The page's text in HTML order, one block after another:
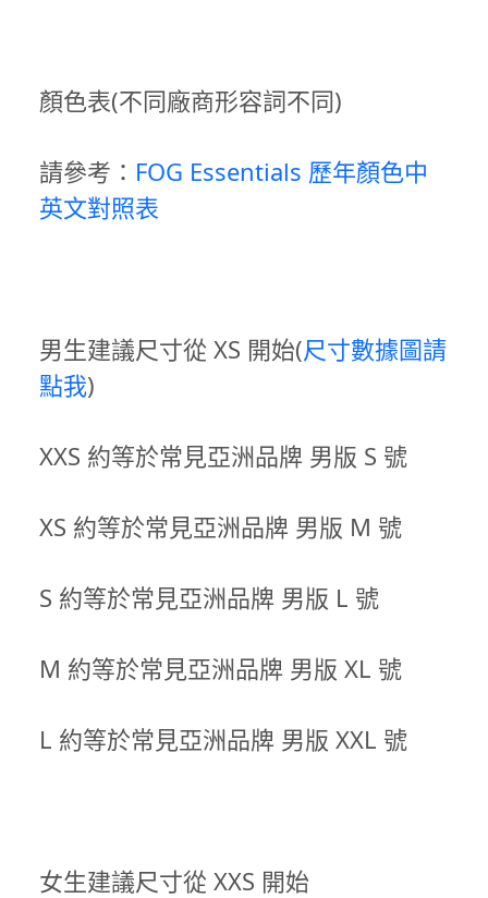
顏色表(不同廠商形容詞不同)
請參考： FOG Essentials 歷年顏色中
英文對照表
男生建議尺寸從 XS 開始(尺寸數據圖請
點我)
XXS 約等於常見亞洲品牌 男版 S 號
XS 約等於常見亞洲品牌 男版 M 號
S 約等於常見亞洲品牌 男版 L 號
M 約等於常見亞洲品牌 男版 XL 號
L 約等於常見亞洲品牌 男版 XXL 號
女生建議尺寸從 XXS 開始